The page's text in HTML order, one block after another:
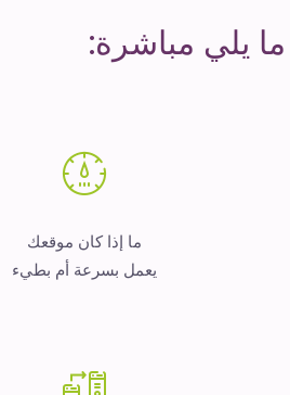
يلي مباشرة:
ما إذا كان موقعك
يعمل بسرعة أم بطيء